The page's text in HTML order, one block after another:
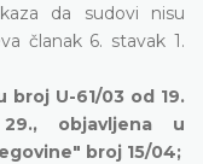
da sudovi nisu
članak 6. stavak 1.
U-61/03 od 19.
objavljena u
broj 15/04;